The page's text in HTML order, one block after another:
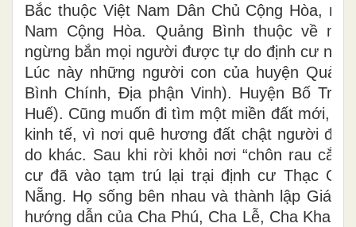
Bắc thuộc Việt Nam Dân Chủ Cộng Hòa,
Nam Cộng Hòa. Quảng Bình thuộc về
ngừng bắn mọi người được tự do định cư nơi
Lúc này những người con của huyện
Bình Chính, Địa phận Vinh). Huyện Bố
Huế). Cũng muốn đi tìm một miền đất mới,
kinh tế, vì nơi quê hương đất chật người
do khác. Sau khi rời khỏi nơi “chôn rau cắt
cư đã vào tạm trú lại trại định cư Thạc
Nẵng. Họ sống bên nhau và thành lập Giáo
hướng dẫn của Cha Phú, Cha Lễ, Cha Khai